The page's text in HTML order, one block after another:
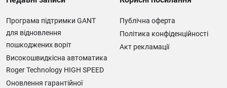
Програма підтримки GANT
для відновлення
пошкоджених воріт
Високошвидкісна автоматика
Roger Technology HIGH SPEED
Оновлення гарантійної
Публічна оферта
Політика конфіденційності
Акт рекламації